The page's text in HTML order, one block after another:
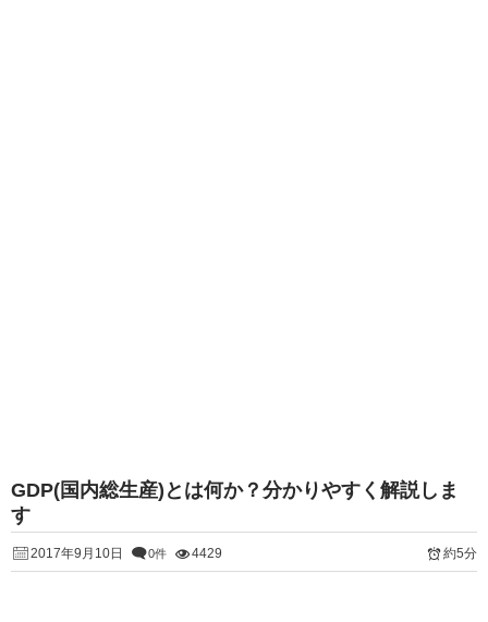
GDP(国内総生産)とは何か？分かりやすく解説しま
す
2017年9月10日 0件 4429 約5分